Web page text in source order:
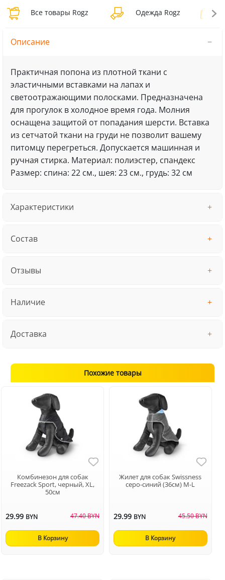
Все товары Rogz Одежда Rogz
Описание
Практичная попона из плотной ткани с
эластичными вставками на лапах и
светоотражающими полосками. Предназначена
для прогулок в холодное время года. Молния
оснащена защитой от попадания шерсти. Вставка
из сетчатой ткани на груди не позволит вашему
питомцу перегреться. Допускается машинная и
ручная стирка. Материал: полиэстер, спандекс
Размер: спина: 22 см., шея: 23 см., грудь: 32 см
Характеристики
Состав
Отзывы
Наличие
Доставка
Похожие товары
Комбинезон для собак
Freezack Sport, черный, XL,
50см
29.99 BYN 47.40 BYN
В Корзину
Жилет для собак Swissness
серо-синий (36см) M-L
29.99 BYN 45.50 BYN
В Корзину